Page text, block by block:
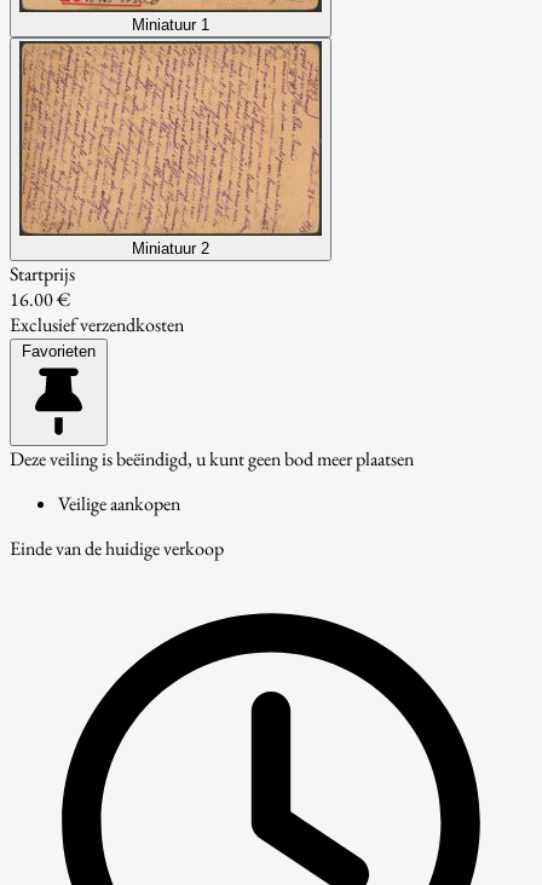
Miniatuur 1
Miniatuur 2
Startprijs
16.00 €
Exclusief verzendkosten
Favorieten
Deze veiling is beëindigd, u kunt geen bod meer plaatsen
Veilige aankopen
Einde van de huidige verkoop